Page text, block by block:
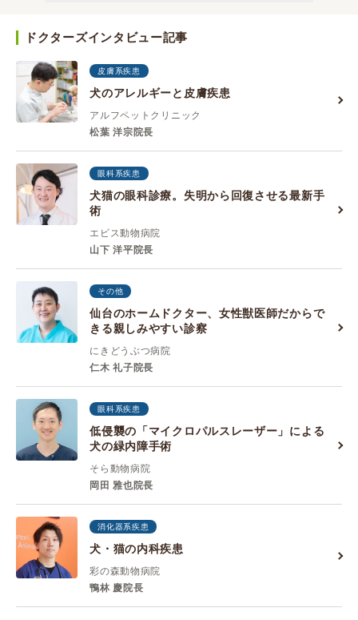
ドクターズインタビュー記事
皮膚系疾患
犬のアレルギーと皮膚疾患
アルフペットクリニック
松葉 洋宗院長
眼科系疾患
犬猫の眼科診療。失明から回復させる最新手
術
エビス動物病院
山下 洋平院長
その他
仙台のホームドクター、女性獣医師だからで
きる親しみやすい診察
にきどうぶつ病院
仁木 礼子院長
眼科系疾患
低侵襲の「マイクロパルスレーザー」による
犬の緑内障手術
そら動物病院
岡田 雅也院長
消化器系疾患
犬・猫の内科疾患
彩の森動物病院
鴨林 慶院長